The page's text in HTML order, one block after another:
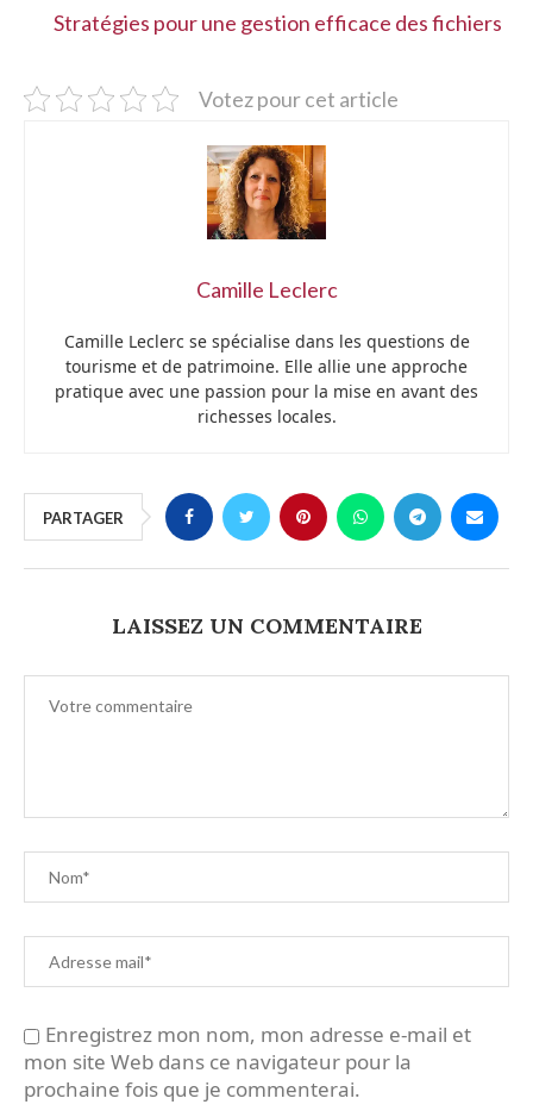
Stratégies pour une gestion efficace des fichiers
Votez pour cet article
Camille Leclerc
Camille Leclerc se spécialise dans les questions de
tourisme et de patrimoine. Elle allie une approche
pratique avec une passion pour la mise en avant des
richesses locales.
PARTAGER
LAISSEZ UN COMMENTAIRE
Enregistrez mon nom, mon adresse e-mail et
mon site Web dans ce navigateur pour la
prochaine fois que je commenterai.